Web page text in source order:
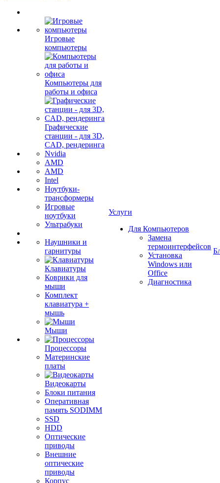
Игровые
компьютеры
Компьютеры для
работы и офиса
Графические
станции - для 3D,
CAD, рендеринга
Nvidia
AMD
AMD
Intel
Ноутбуки-
трансформеры
Игровые
ноутбуки
Ультрабуки
Наушники и
гарнитуры
Клавиатуры
Коврики для
мыши
Комплект
клавиатура +
мышь
Мыши
Процессоры
Материнские
платы
Видеокарты
Блоки питания
Оперативная
память SODIMM
SSD
HDD
Оптические
приводы
Внешние
оптические
приводы
Корпус
Услуги
Для Компьютеров
Замена
термоинтерфейсов
Установка
Windows или
Office
Диагностика